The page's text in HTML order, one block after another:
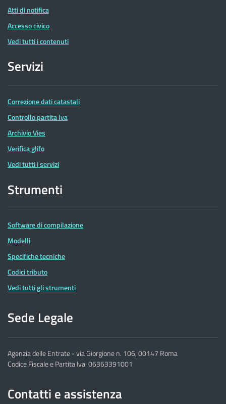
Atti di notifica
Accesso civico
Vedi tutti i contenuti
Servizi
Correzione dati catastali
Controllo partita Iva
Archivio Vies
Verifica glifo
Vedi tutti i servizi
Strumenti
Software di compilazione
Modelli
Specifiche tecniche
Codici tributo
Vedi tutti gli strumenti
Sede Legale
Agenzia delle Entrate - via Giorgione n. 106, 00147 Roma
Codice Fiscale e Partita Iva: 06363391001
Contatti e assistenza